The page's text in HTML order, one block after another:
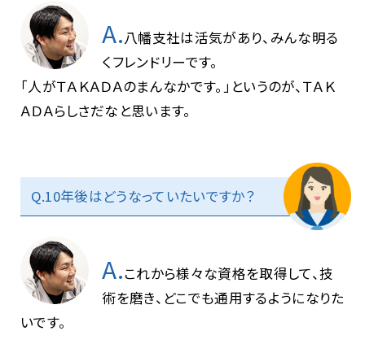
A.八幡支社は活気があり、みんな明る
くフレンドリーです。
「人がＴＡＫＡＤＡのまんなかです。」というのが、ＴＡＫ
ＡＤＡらしさだなと思います。
Q.10年後はどうなっていたいですか？
A.これから様々な資格を取得して、技
術を磨き、どこでも通用するようになりた
いです。